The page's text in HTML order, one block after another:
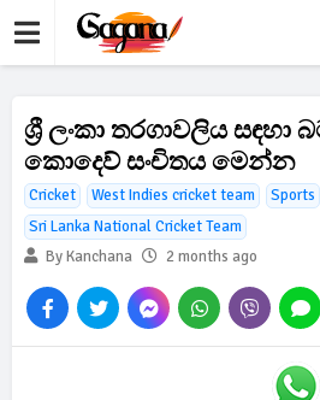
ශ්‍රී ලංකා තරගාවලිය සඳහා
කොදෙව් සංචිතය මෙන්න
Cricket West Indies cricket team Sports
Sri Lanka National Cricket Team
By Kanchana
2 months ago